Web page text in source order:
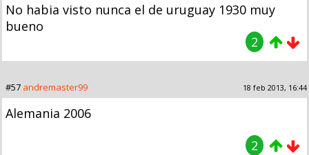
No habia visto nunca el de uruguay 1930 muy
bueno
2
#57 andremaster99 18 feb 2013, 16:44
Alemania 2006
2